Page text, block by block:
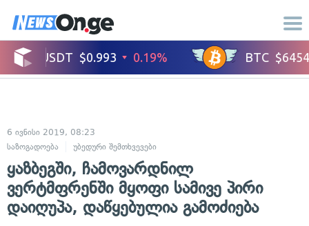
6 ივნისი 2019, 08:23
საზოგადოება
უბედური შემთხვევები
ყაზბეგში, ჩამოვარდნილ
ვერტმფრენში მყოფი სამივე პირი
დაიღუპა, დაწყებულია გამოძიება